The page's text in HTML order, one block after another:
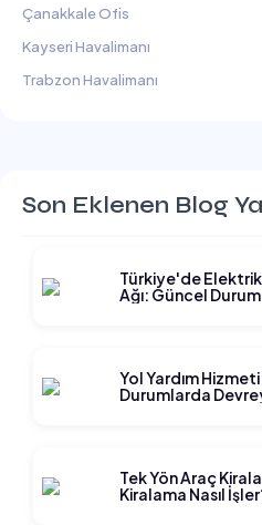
Çanakkale Ofis
Kayseri Havalimanı
Trabzon Havalimanı
Son Eklenen Blog
Türkiye'de
Ağı: Güncel Durum
Yol Yardım
Durumlarda
Tek Yön Araç
Kiralama Nasıl